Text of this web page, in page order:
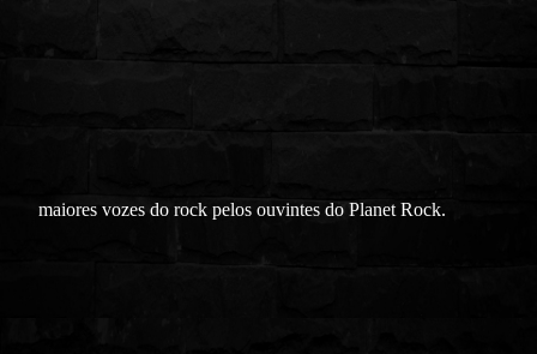
maiores vozes do rock pelos ouvintes do Planet Rock.